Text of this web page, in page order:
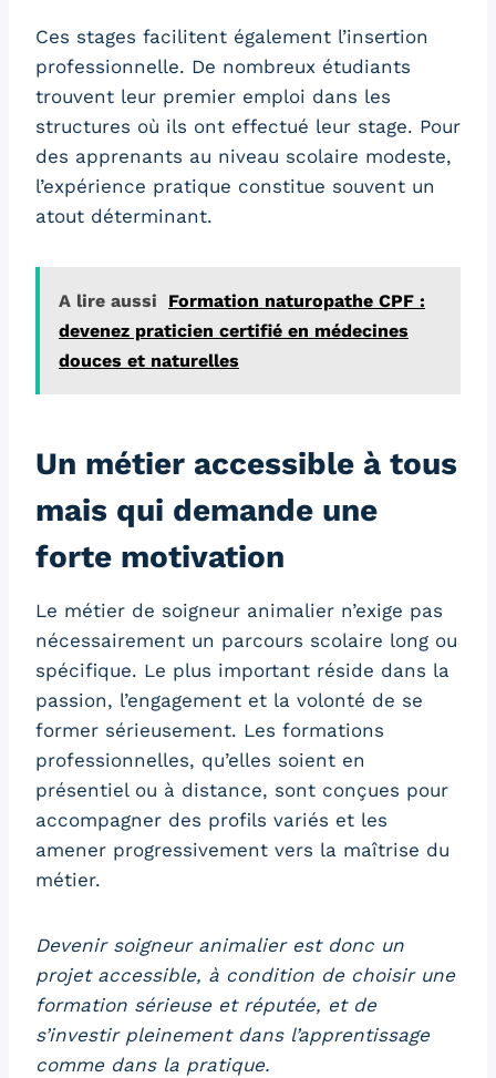
Ces stages facilitent également l’insertion
professionnelle. De nombreux étudiants
trouvent leur premier emploi dans les
structures où ils ont effectué leur stage. Pour
des apprenants au niveau scolaire modeste,
l’expérience pratique constitue souvent un
atout déterminant.
A lire aussi
Formation naturopathe CPF :
devenez praticien certifié en médecines
douces et naturelles
Un métier accessible à tous
mais qui demande une
forte motivation
Le métier de soigneur animalier n’exige pas
nécessairement un parcours scolaire long ou
spécifique. Le plus important réside dans la
passion, l’engagement et la volonté de se
former sérieusement. Les formations
professionnelles, qu’elles soient en
présentiel ou à distance, sont conçues pour
accompagner des profils variés et les
amener progressivement vers la maîtrise du
métier.
Devenir soigneur animalier est donc un
projet accessible, à condition de choisir une
formation sérieuse et réputée, et de
s’investir pleinement dans l’apprentissage
comme dans la pratique.